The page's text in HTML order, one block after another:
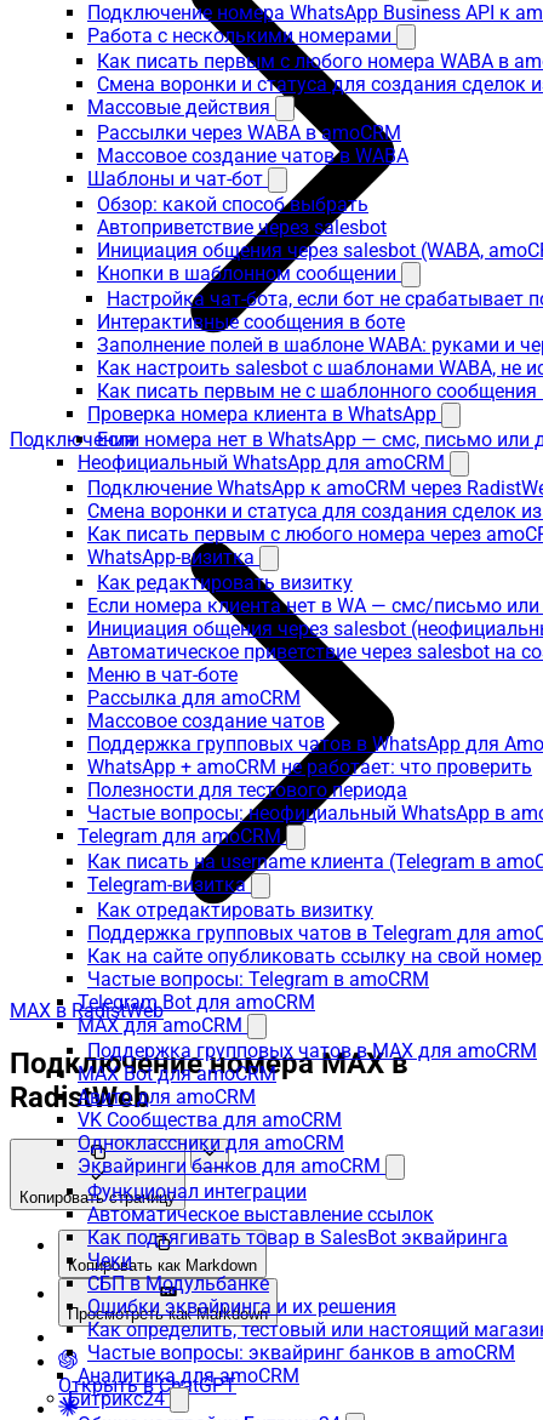
Подключение номера WhatsApp Business API к
Работа с несколькими номерами
Как писать первым с любого номера WABA в
Смена воронки и статуса для создания сделок
Массовые действия
Рассылки через WABA в amoCRM
Массовое создание чатов в WABA
Шаблоны и чат-бот
Обзор: какой способ выбрать
Автоприветствие через salesbot
Инициация общения через salesbot (WABA,
Кнопки в шаблонном сообщении
Настройка чат-бота, если бот не срабатывает
Интерактивные сообщения в боте
Заполнение полей в шаблоне WABA: руками и
Как настроить salesbot с шаблонами WABA, не
Как писать первым не с шаблонного сообщения
Проверка номера клиента в WhatsApp
Если номера нет в WhatsApp — смс, письмо или
Неофициальный WhatsApp для amoCRM
Подключение WhatsApp к amoCRM через
Смена воронки и статуса для создания сделок
Как писать первым с любого номера через
WhatsApp-визитка
Как редактировать визитку
Если номера клиента нет в WA — смс/письмо
Инициация общения через salesbot
Автоматическое приветствие через salesbot на
Меню в чат-боте
Рассылка для amoCRM
Массовое создание чатов
Поддержка групповых чатов в WhatsApp для
WhatsApp + amoCRM не работает: что проверить
Полезности для тестового периода
Частые вопросы: неофициальный WhatsApp в
Telegram для amoCRM
Как писать на username клиента (Telegram в
Telegram-визитка
Как отредактировать визитку
Поддержка групповых чатов в Telegram для
Как на сайте опубликовать ссылку на свой
Частые вопросы: Telegram в amoCRM
Telegram Bot для amoCRM
MAX для amoCRM
Поддержка групповых чатов в MAX для amoCRM
MAX Bot для amoCRM
Авито для amoCRM
VK Сообщества для amoCRM
Одноклассники для amoCRM
Эквайринги банков для amoCRM
Функционал интеграции
Автоматическое выставление ссылок
Как подтягивать товар в SalesBot эквайринга
Чеки
СБП в Модульбанке
Ошибки эквайринга и их решения
Как определить, тестовый или настоящий
Частые вопросы: эквайринг банков в amoCRM
Аналитика для amoCRM
Битрикс24
Подключения
MAX в RadistWeb
Подключение номера MAX в
RadistWeb
Копировать страницу
Копировать как Markdown
Просмотреть как Markdown
Открыть в ChatGPT